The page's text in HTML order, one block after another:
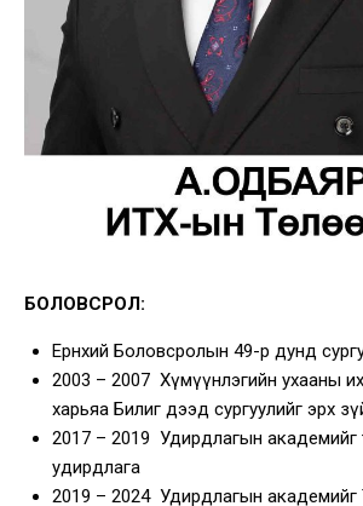
БОЛОВСРОЛ:
Ерөнхий Боловсролын 49-р дунд
2003 – 2007 Хүмүүнлэгийн ухааны их
харьяа Билиг дээд сургуулийг эрх
2017 – 2019 Удирдлагын академийг
удирдлага
2019 – 2024 Удирдлагын академийг